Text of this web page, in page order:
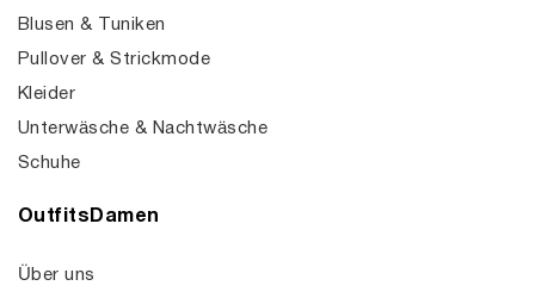
Blusen & Tuniken
Pullover & Strickmode
Kleider
Unterwäsche & Nachtwäsche
Schuhe
OutfitsDamen
Über uns